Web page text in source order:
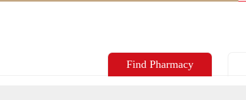
Find Pharmacy